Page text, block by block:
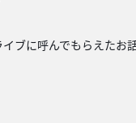
ブに呼んでもらえたお